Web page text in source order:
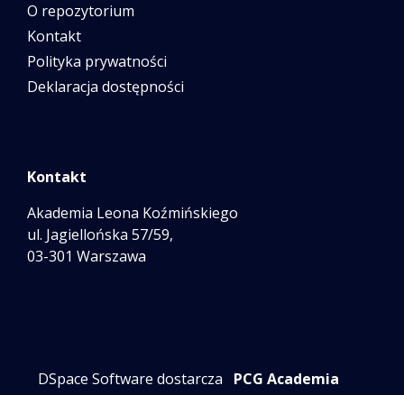
O repozytorium
Kontakt
Polityka prywatności
Deklaracja dostępności
Kontakt
Akademia Leona Koźmińskiego
ul. Jagiellońska 57/59,
03-301 Warszawa
DSpace Software dostarcza PCG Academia